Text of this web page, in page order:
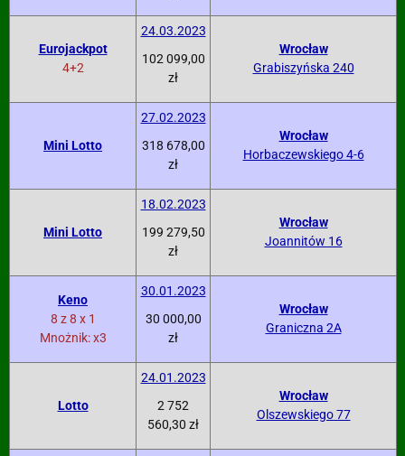
Eurojackpot
4+2
24.03.2023
102 099,00
zł
Wrocław
Grabiszyńska 240
Mini Lotto
27.02.2023
318 678,00
zł
Wrocław
Horbaczewskiego 4-6
Mini Lotto
18.02.2023
199 279,50
zł
Wrocław
Joannitów 16
Keno
8 z 8 x 1
Mnożnik: x3
30.01.2023
30 000,00
zł
Wrocław
Graniczna 2A
Lotto
24.01.2023
2 752
560,30 zł
Wrocław
Olszewskiego 77